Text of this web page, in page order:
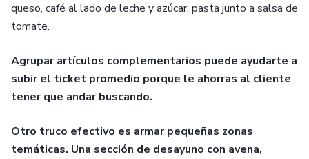
queso, café al lado de leche y azúcar, pasta junto a salsa de
tomate.
Agrupar artículos complementarios puede ayudarte a
subir el ticket promedio porque le ahorras al cliente
tener que andar buscando.
Otro truco efectivo es armar pequeñas zonas
temáticas. Una sección de desayuno con avena,